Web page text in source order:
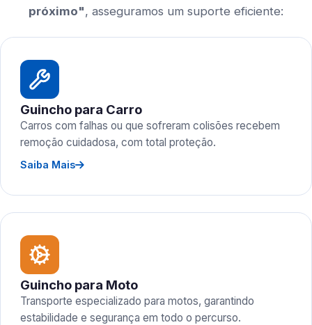
próximo", asseguramos um suporte eficiente:
Guincho para Carro
Carros com falhas ou que sofreram colisões recebem
remoção cuidadosa, com total proteção.
Saiba Mais
Guincho para Moto
Transporte especializado para motos, garantindo
estabilidade e segurança em todo o percurso.